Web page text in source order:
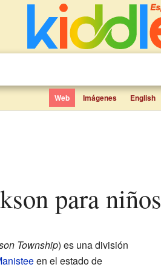
Web Imágenes English
para niños
Township) es una división
en el estado de